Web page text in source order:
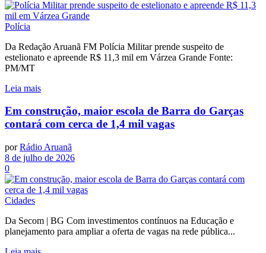
Polícia
Da Redação Aruanã FM Polícia Militar prende suspeito de
estelionato e apreende R$ 11,3 mil em Várzea Grande Fonte:
PM/MT
Leia mais
Em construção, maior escola de Barra do Garças
contará com cerca de 1,4 mil vagas
por Rádio Aruanã
8 de julho de 2026
0
Cidades
Da Secom | BG Com investimentos contínuos na Educação e
planejamento para ampliar a oferta de vagas na rede pública...